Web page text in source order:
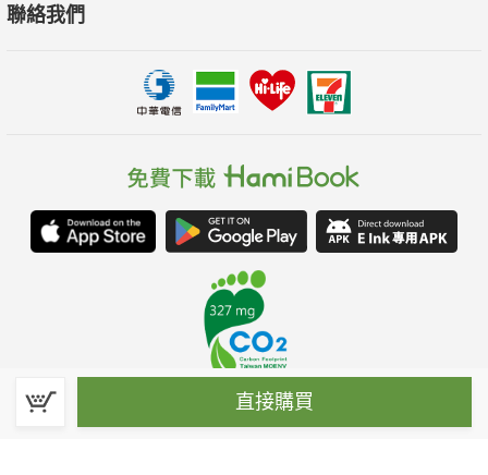
直接購買
聯絡我們